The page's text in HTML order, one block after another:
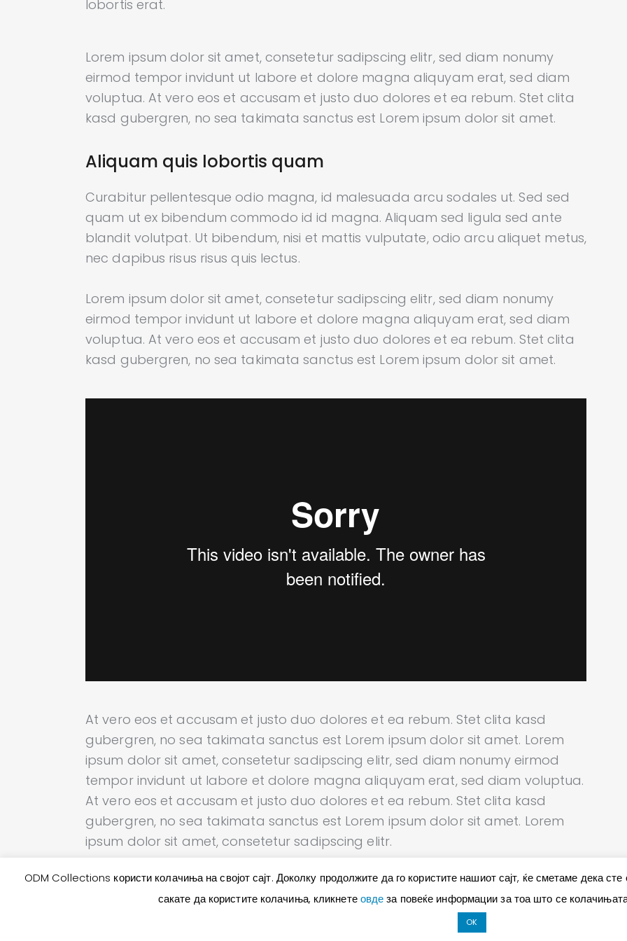
lobortis erat.
Lorem ipsum dolor sit amet, consetetur sadipscing elitr, sed diam nonumy
eirmod tempor invidunt ut labore et dolore magna aliquyam erat, sed diam
voluptua. At vero eos et accusam et justo duo dolores et ea rebum. Stet clita
kasd gubergren, no sea takimata sanctus est Lorem ipsum dolor sit amet.
Aliquam quis lobortis quam
Curabitur pellentesque odio magna, id malesuada arcu sodales ut. Sed sed
quam ut ex bibendum commodo id id magna. Aliquam sed ligula sed ante
blandit volutpat. Ut bibendum, nisi et mattis vulputate, odio arcu aliquet metus,
nec dapibus risus risus quis lectus.
Lorem ipsum dolor sit amet, consetetur sadipscing elitr, sed diam nonumy
eirmod tempor invidunt ut labore et dolore magna aliquyam erat, sed diam
voluptua. At vero eos et accusam et justo duo dolores et ea rebum. Stet clita
kasd gubergren, no sea takimata sanctus est Lorem ipsum dolor sit amet.
At vero eos et accusam et justo duo dolores et ea rebum. Stet clita kasd
gubergren, no sea takimata sanctus est Lorem ipsum dolor sit amet. Lorem
ipsum dolor sit amet, consetetur sadipscing elitr, sed diam nonumy eirmod
tempor invidunt ut labore et dolore magna aliquyam erat, sed diam voluptua.
At vero eos et accusam et justo duo dolores et ea rebum. Stet clita kasd
gubergren, no sea takimata sanctus est Lorem ipsum dolor sit amet. Lorem
ipsum dolor sit amet, consetetur sadipscing elitr.
ODM Collections користи колачиња на својот сајт. Доколку продолжите да го користите нашиот сајт, ќе сметаме дека
сакате да користите колачиња, кликнетеовдеза повеќе информации за тоа што се
OK